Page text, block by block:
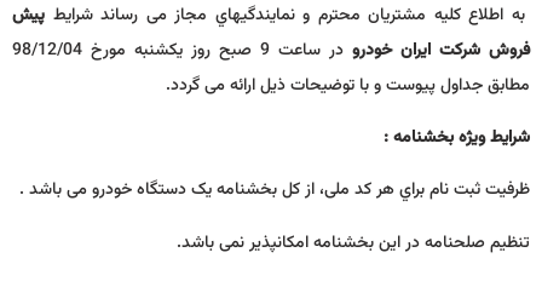
به اطلاع کلیه مشتریان محترم و نمایندگیهاي مجاز می رساند شرایط پیش
فروش شرکت ایران خودرو
در ساعت 9 صبح روز یکشنبه مورخ 98/12/04
مطابق جداول پیوست و با توضیحات ذیل ارائه می گردد.
شرایط ویژه بخشنامه :
ظرفیت ثبت نام براي هر کد ملی، از کل بخشنامه یک دستگاه خودرو می باشد .
تنظیم صلحنامه در این بخشنامه امکانپذیر نمی باشد.